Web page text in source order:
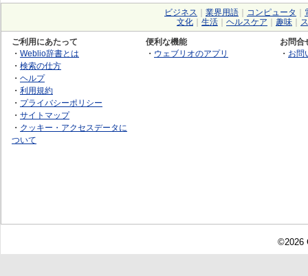
ビジネス 業界用語 コンピュータ
文化
生活 ヘルスケア 趣味
ご利用にあたって
・ Weblio辞書とは
・ 検索の仕方
・ ヘルプ
・ 利用規約
・ プライバシーポリシー
・ サイトマップ
・ クッキー・アクセスデータに
ついて
便利な機能
・ ウェブリオのアプリ
お問合
・ お問
©2026